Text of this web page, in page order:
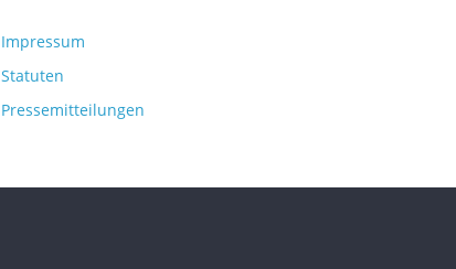
Impressum
Statuten
Pressemitteilungen